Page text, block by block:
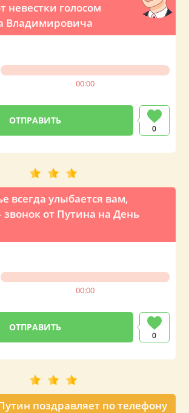
невестки голосом
Владимировича
00:00
0
всегда улыбается вам,
звонок от Путина на День
00:00
0
поздравляет по телефону